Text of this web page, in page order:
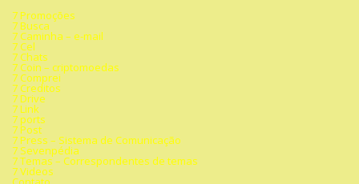
7 Promoções
7 Busca
7 Caminha – e-mail
7 Cel
7 Chats
7 Coin – criptomoedas
7 Comprei
7 Creditos
7 Drive
7 Link
7 ports
7 Post
7 Press – Sistema de Comunicação
7 Sevenpédia
7 Temas – Correspondentes de temas
7 Videos